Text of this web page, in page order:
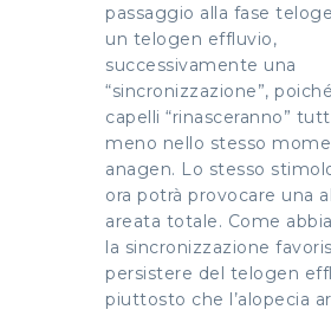
passaggio alla fase
un telogen effluvio,
successivamente una
“sincronizzazione”,
capelli “rinasceranno”
meno nello stesso
anagen. Lo stesso
ora potrà provocare una
areata totale. Come
la sincronizzazione
persistere del telogen
piuttosto che l’alopecia